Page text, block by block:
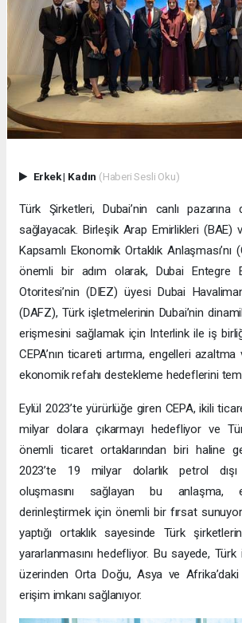
Erkek| Kadın (Haberi Sesli Oku)
Türk Şirketleri, Dubai’nin canlı
sağlayacak. Birleşik Arap Emirlikleri (BAE)
Kapsamlı Ekonomik Ortaklık Anlaşması’nı
önemli bir adım olarak, Dubai Entegre
Otoritesi’nin (DIEZ) üyesi Dubai
(DAFZ), Türk işletmelerinin Dubai’nin
erişmesini sağlamak için Interlink ile iş
CEPA’nın ticareti artırma, engelleri
ekonomik refahı destekleme hedeflerini
Eylül 2023’te yürürlüğe giren CEPA, ikili
milyar dolara çıkarmayı hedefliyor ve
önemli ticaret ortaklarından biri haline
2023’te 19 milyar dolarlık petrol
oluşmasını sağlayan bu anlaşma,
derinleştirmek için önemli bir fırsat
yaptığı ortaklık sayesinde Türk
yararlanmasını hedefliyor. Bu sayede,
üzerinden Orta Doğu, Asya ve
erişim imkanı sağlanıyor.